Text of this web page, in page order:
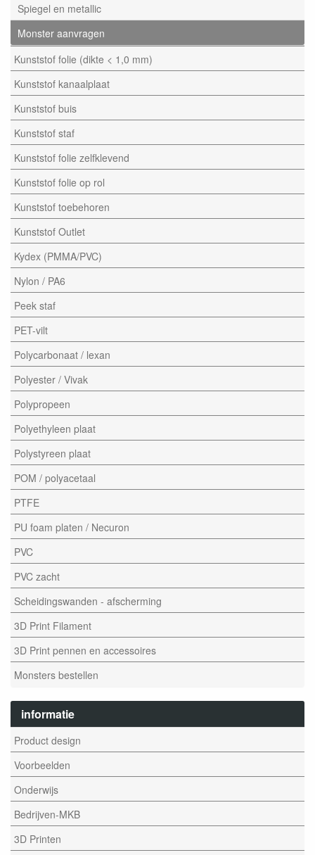
Spiegel en metallic
Monster aanvragen
Kunststof folie (dikte < 1,0 mm)
Kunststof kanaalplaat
Kunststof buis
Kunststof staf
Kunststof folie zelfklevend
Kunststof folie op rol
Kunststof toebehoren
Kunststof Outlet
Kydex (PMMA/PVC)
Nylon / PA6
Peek staf
PET-vilt
Polycarbonaat / lexan
Polyester / Vivak
Polypropeen
Polyethyleen plaat
Polystyreen plaat
POM / polyacetaal
PTFE
PU foam platen / Necuron
PVC
PVC zacht
Scheidingswanden - afscherming
3D Print Filament
3D Print pennen en accessoires
Monsters bestellen
informatie
Product design
Voorbeelden
Onderwijs
Bedrijven-MKB
3D Printen